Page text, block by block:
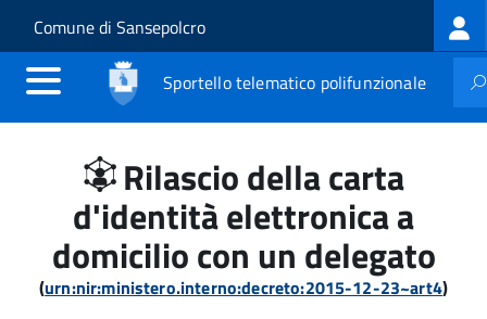
Salta al contenuto principale
Skip to site navigation
Comune di Sansepolcro
Sportello telematico polifunzionale
Rilascio della carta
d'identità elettronica a
domicilio con un delegato
(urn:nir:ministero.interno:decreto:2015-12-23~art4)